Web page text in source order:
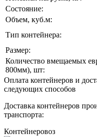
Состояние:
Объем, куб.м:
Тип контейнера:
Размер:
Количество вмещаемых
800мм), шт:
Оплата контейнеров и
следующих способов
Доставка контейнеров
транспорта:
Контейнеровоз